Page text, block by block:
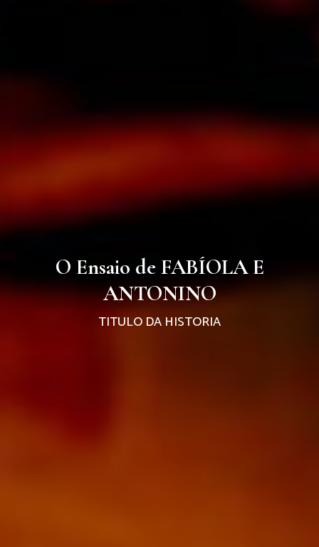
O Ensaio de FABÍOLA E
ANTONINO
TITULO DA HISTORIA